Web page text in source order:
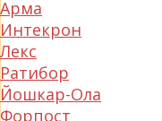
Арма
Интекрон
Лекс
Ратибор
Йошкар-Ола
Форпост